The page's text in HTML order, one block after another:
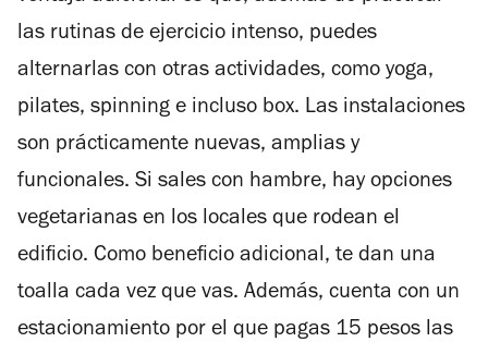
las rutinas de ejercicio intenso, puedes
alternarlas con otras actividades, como yoga,
pilates, spinning e incluso box. Las instalaciones
son prácticamente nuevas, amplias y
funcionales. Si sales con hambre, hay opciones
vegetarianas en los locales que rodean el
edificio. Como beneficio adicional, te dan una
toalla cada vez que vas. Además, cuenta con un
estacionamiento por el que pagas 15 pesos las